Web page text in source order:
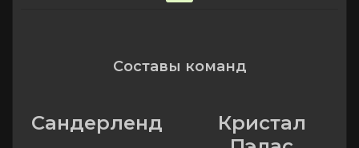
Составы команд
Сандерленд
Кристал